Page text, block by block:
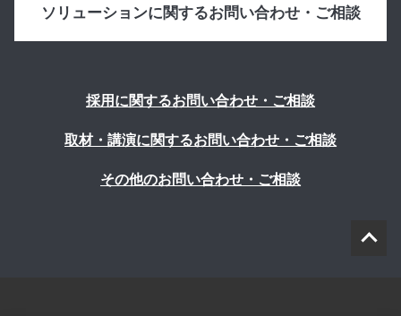
ソリューションに関するお問い合わせ・ご相談
採用に関するお問い合わせ・ご相談
取材・講演に関するお問い合わせ・ご相談
その他のお問い合わせ・ご相談